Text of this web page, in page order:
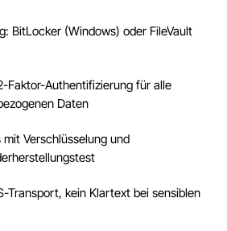
BitLocker (Windows) oder FileVault
Faktor-Authentifizierung für alle
Daten
Verschlüsselung und
Transport, kein Klartext bei sensiblen